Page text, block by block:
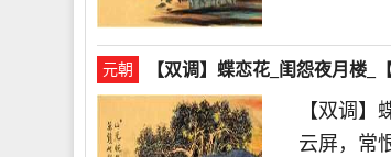
元朝 【双调】蝶恋花_闺怨夜月楼_
【双调
云屏，常